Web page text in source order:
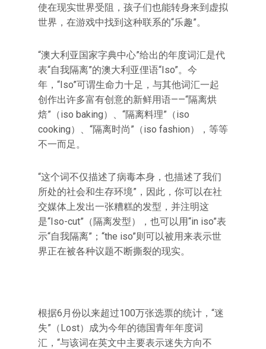
使在现实世界受阻，孩子们也能转身来到虚拟
世界，在游戏中找到这种联系的“乐趣”。
“澳大利亚国家字典中心”给出的年度词汇是代
表“自我隔离”的澳大利亚俚语“Iso”。今
年，“Iso”可谓生命力十足，与其他词汇一起
创作出许多富有创意的新鲜用语——“隔离烘
焙”（iso baking）、“隔离料理”（iso
cooking）、“隔离时尚”（iso fashion），等等
不一而足。
“这个词不仅描述了病毒本身，也描述了我们
所处的社会和生存环境”，因此，你可以在社
交媒体上发出一张糟糕的发型，并注明这
是“Iso-cut”（隔离发型），也可以用“in iso”表
示“自我隔离”；“the iso”则可以被用来表示世
界正在被各种议题不断撕裂的现实。
根据6月份以来超过100万张选票的统计，“迷
失”（Lost）成为今年的德国青年年度词
汇，“与该词在英文中主要表示迷失方向不